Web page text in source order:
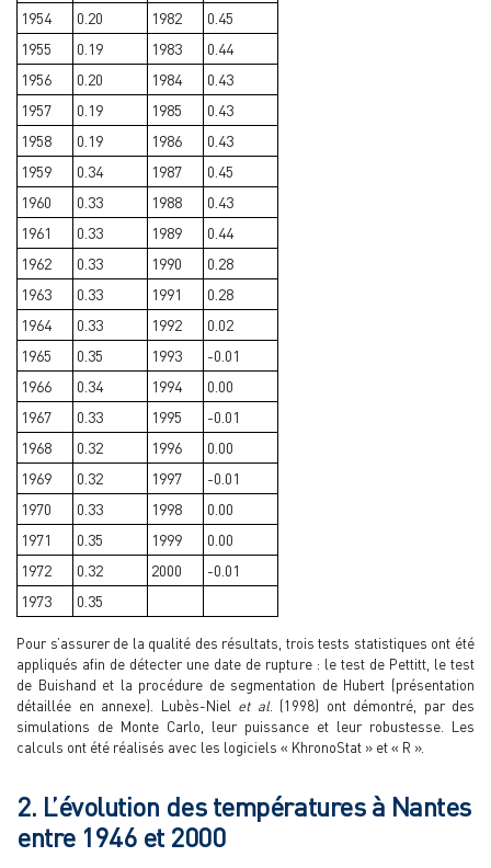
1954 0.20 1982
0.45
1955
0.19 1983
0.44
1956
0.20 1984
0.43
1957
0.19 1985
0.43
1958
0.19 1986
0.43
1959
0.34 1987
0.45
1960
0.33 1988
0.43
1961
0.33 1989
0.44
1962
0.33 1990
0.28
1963
0.33 1991
0.28
1964
0.33 1992
0.02
1965
0.35 1993
-0.01
1966
0.34 1994
0.00
1967
0.33 1995
-0.01
1968
0.32 1996
0.00
1969
0.32 1997
-0.01
1970
0.33 1998
0.00
1971
0.35 1999
0.00
1972
0.32 2000
-0.01
1973
0.35
Pour s’assurer de la qualité des résultats, trois tests statistiques ont été
appliqués afin de détecter une date de rupture : le test de Pettitt, le test
de Buishand et la procédure de segmentation de Hubert (présentation
détaillée en annexe). Lubès-Niel et al. (1998) ont démontré, par des
simulations de Monte Carlo, leur puissance et leur robustesse. Les
calculs ont été réalisés avec les logiciels « KhronoStat » et « R ».
2. L’évolution des températures à Nantes
entre 1946 et 2000